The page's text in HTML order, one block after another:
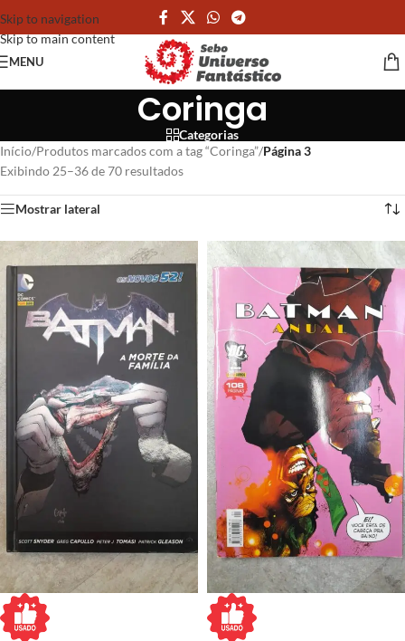
Skip to navigation
Skip to main content
MENU
Coringa
Categorias
Início/Produtos marcados com a tag “Coringa”/Página 3
Exibindo 25–36 de 70 resultados
Mostrar lateral